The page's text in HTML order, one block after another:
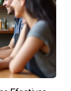
similares en tu
obtener una